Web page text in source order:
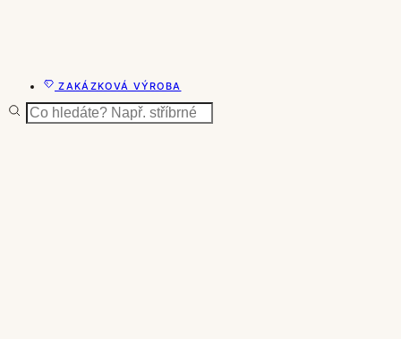
ZAKÁZKOVÁ VÝROBA